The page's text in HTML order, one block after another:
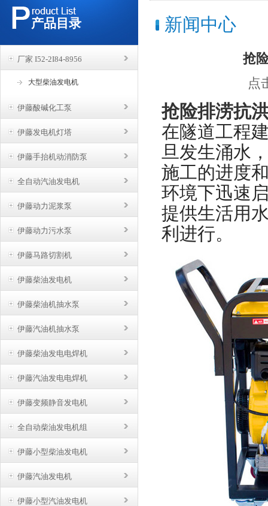
产品目录
厂家 I52-2I84-8956
大型柴油发电机
伊藤酸碱化工泵
伊藤发电机灯塔
伊藤手抬机动消防泵
全自动汽油发电机
伊藤动力泥浆泵
伊藤动力污水泵
伊藤马路切割机
伊藤柴油发电机
伊藤柴油机抽水泵
伊藤汽油机抽水泵
伊藤柴油发电电焊机
伊藤汽油发电电焊机
伊藤变频静音发电机
全自动柴油发电机组
伊藤小型柴油发电机
伊藤汽油发电机
伊藤小型汽油发电机
新闻中心
抢
点
抢险排涝抗
在隧道工程
旦发生涌水
施工的进度
环境下迅速
提供生活用
利进行。